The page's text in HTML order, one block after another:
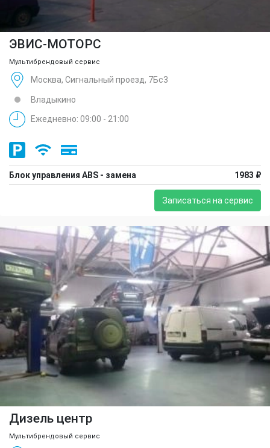
ЭВИС-МОТОРС
Мультибрендовый сервис
Москва, Сигнальный проезд, 7Бс3
Владыкино
Ежедневно: 09:00 - 21:00
Блок управления ABS - замена 1983 ₽
Записаться на сервис
Дизель центр
Мультибрендовый сервис